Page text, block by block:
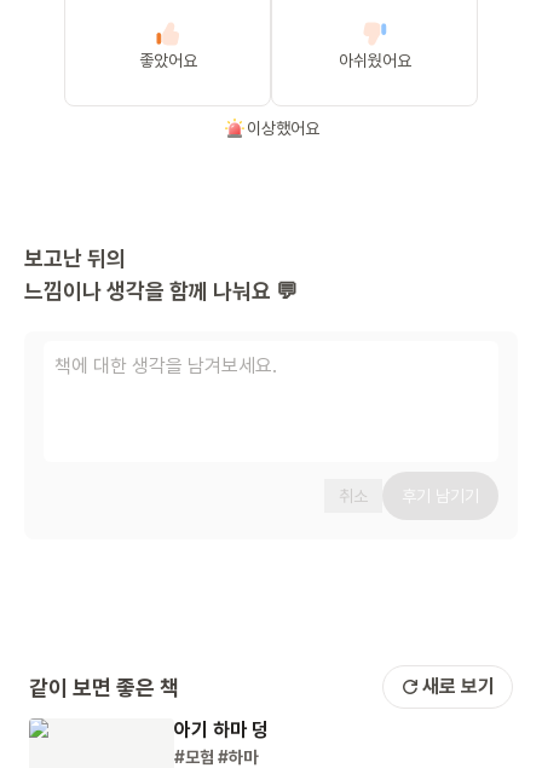
좋았어요 아쉬웠어요
이상했어요
보고난 뒤의
느낌이나 생각을 함께 나눠요 💬
취소 후기 남기기
같이 보면 좋은 책 새로 보기
아기 하마 덩
#모험 #하마